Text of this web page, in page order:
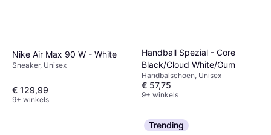
Nike Air Max 90 W - White
Sneaker, Unisex
€ 129,99
9+ winkels
Handball Spezial - Core
Black/Cloud White/Gum
Handbalschoen, Unisex
€ 57,75
9+ winkels
Trending